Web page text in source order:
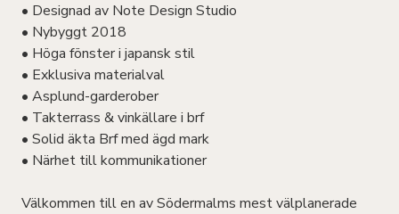
• Designad av Note Design Studio
• Nybyggt 2018
• Höga fönster i japansk stil
• Exklusiva materialval
• Asplund-garderober
• Takterrass & vinkällare i brf
• Solid äkta Brf med ägd mark
• Närhet till kommunikationer
Välkommen till en av Södermalms mest välplanerade